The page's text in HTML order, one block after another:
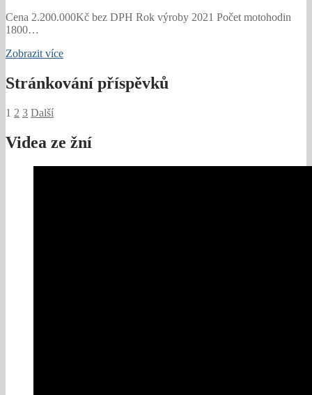
Cena 2.200.000Kč bez DPH Rok výroby 2021 Počet motohodin
1800…
Zobrazit více
Stránkování příspěvků
1 2 3 Další
Videa ze žní